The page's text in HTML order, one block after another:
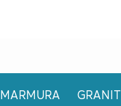
MARMURA GRANIT